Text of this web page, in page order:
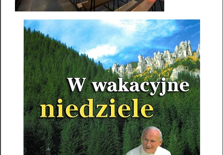
73 1020 1169 0000 8702 0012 2002
Facebook
Parafia NMP Królowej Pokoju – Baniocha
Słowo na dziś